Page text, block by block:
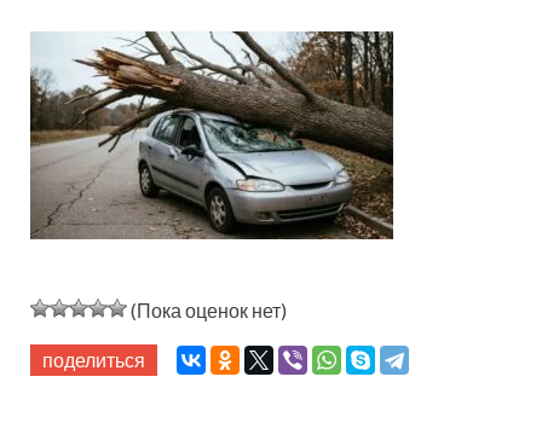
(Пока оценок нет)
поделиться